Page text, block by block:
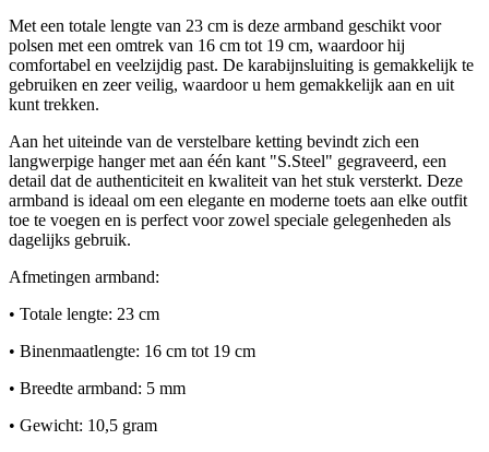
Met een totale lengte van 23 cm is deze armband geschikt voor
polsen met een omtrek van 16 cm tot 19 cm, waardoor hij
comfortabel en veelzijdig past. De karabijnsluiting is gemakkelijk te
gebruiken en zeer veilig, waardoor u hem gemakkelijk aan en uit
kunt trekken.
Aan het uiteinde van de verstelbare ketting bevindt zich een
langwerpige hanger met aan één kant "S.Steel" gegraveerd, een
detail dat de authenticiteit en kwaliteit van het stuk versterkt. Deze
armband is ideaal om een ​​elegante en moderne toets aan elke outfit
toe te voegen en is perfect voor zowel speciale gelegenheden als
dagelijks gebruik.
Afmetingen armband:
• Totale lengte: 23 cm
• Binenmaatlengte: 16 cm tot 19 cm
• Breedte armband: 5 mm
• Gewicht: 10,5 gram